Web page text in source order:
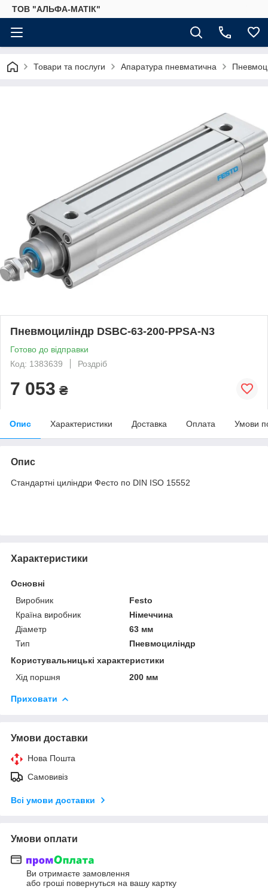
ТОВ "АЛЬФА-МАТІК"
Товари та послуги Апаратура пневматична
Пневмоциліндр DSBC-63-200-PPSA-N3
Готово до відправки
Код: 1383639
Роздріб
7 053 ₴
Опис Характеристики Доставка Оплата Умови
Опис
Стандартні циліндри Фесто по DIN ISO 15552
Характеристики
Основні
Виробник
Festo
Країна виробник
Німеччина
Діаметр
63 мм
Тип
Пневмоциліндр
Користувальницькі характеристики
Хід поршня
200 мм
Приховати
Умови доставки
Нова Пошта
Самовивіз
Всі умови доставки
Умови оплати
Ви отримаєте замовлення
або гроші повернуться на вашу картку